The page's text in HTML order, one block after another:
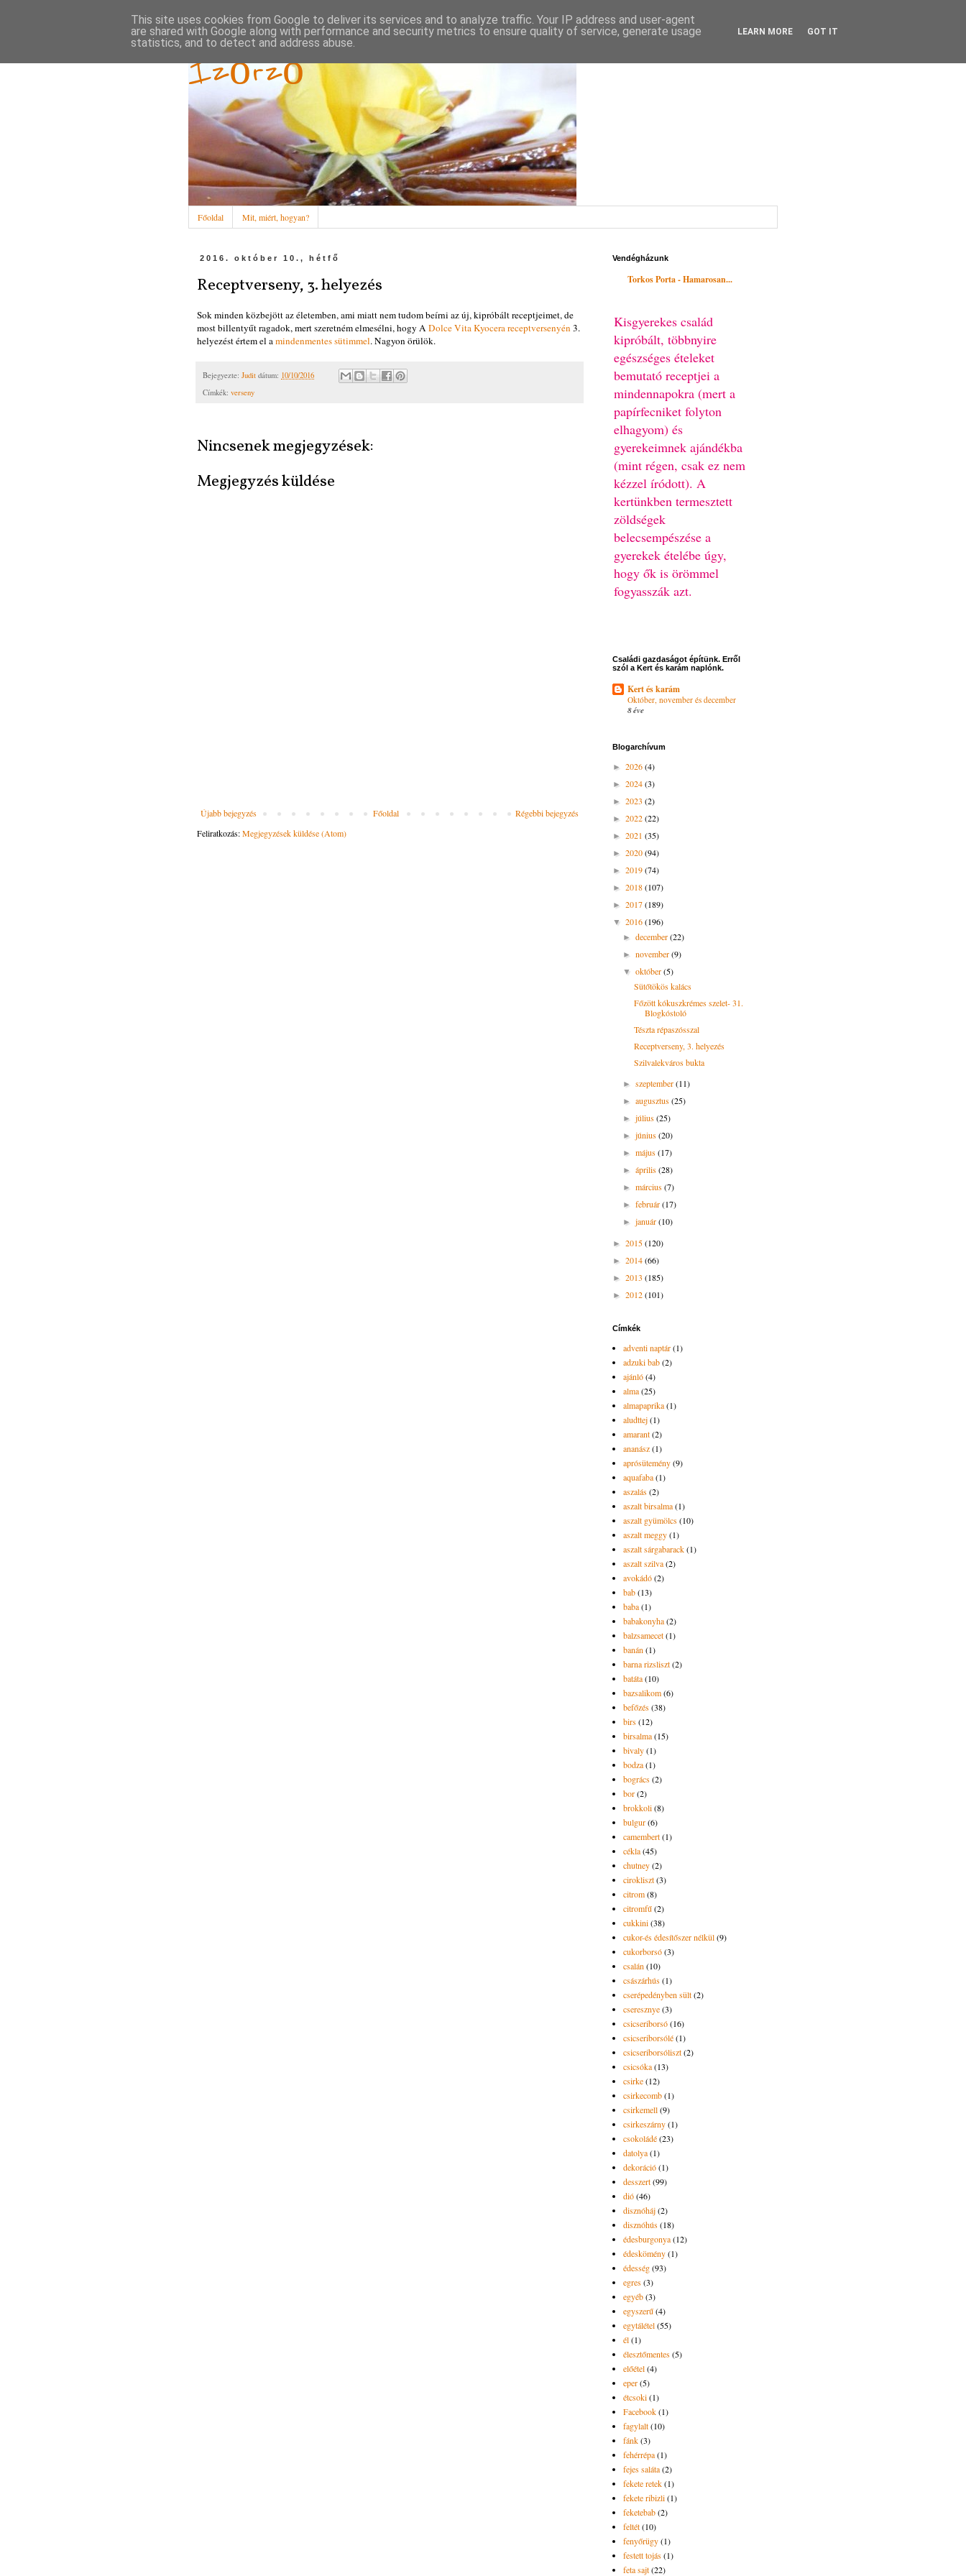
Ízőrző
Főoldal Mit, miért, hogyan?
2016. október 10., hétfő
Receptverseny, 3. helyezés
Sok minden közbejött az életemben, ami miatt nem tudom beírni az új, kipróbált receptjeimet, de
most billentyűt ragadok, mert szeretném elmesélni, hogy A Dolce Vita Kyocera receptversenyén3.
helyezést értem el amindenmentes sütimmel. Nagyon örülök.
Bejegyezte: Judit dátum: 10/10/2016
Címkék: verseny
Nincsenek megjegyzések:
Megjegyzés küldése
Újabb bejegyzés Régebbi bejegyzés
Főoldal
Feliratkozás:Megjegyzések küldése (Atom)
Vendégházunk
Torkos Porta - Hamarosan...
Kisgyerekes család
kipróbált, többnyire
egészséges ételeket
bemutató receptjei a
mindennapokra (mert a
papírfecniket folyton
elhagyom) és
gyerekeimnek ajándékba
(mint régen, csak ez nem
kézzel íródott). A
kertünkben termesztett
zöldségek
belecsempészése a
gyerekek ételébe úgy,
hogy ők is örömmel
fogyasszák azt.
Családi gazdaságot építünk. Erről
szól a Kert és karám naplónk.
Kert és karám
Október, november és december
8 éve
Blogarchívum
► 2026(4)
► 2024(3)
► 2023 (2)
► 2022(22)
► 2021 (35)
► 2020(94)
► 2019(74)
► 2018(107)
► 2017(189)
▼ 2016(196)
►december(22)
►november(9)
▼október(5)
Sütőtökös kalács
Főzött kókuszkrémes szelet- 31.
Blogkóstoló
Tészta répaszósszal
Receptverseny, 3. helyezés
Szilvalekváros bukta
►szeptember(11)
►augusztus(25)
►július(25)
►június(20)
►május(17)
►április(28)
►március(7)
►február(17)
►január(10)
► 2015(120)
► 2014(66)
► 2013 (185)
► 2012(101)
Címkék
adventi naptár(1)
adzuki bab(2)
ajánló(4)
alma(25)
almapaprika(1)
aludttej(1)
amarant(2)
ananász(1)
aprósütemény(9)
aquafaba(1)
aszalás(2)
aszalt birsalma(1)
aszalt gyümölcs(10)
aszalt meggy(1)
aszalt sárgabarack(1)
aszalt szilva(2)
avokádó(2)
bab(13)
baba(1)
babakonyha(2)
balzsamecet(1)
banán(1)
barna rizsliszt(2)
batáta(10)
bazsalikom(6)
befőzés(38)
birs(12)
birsalma(15)
bivaly(1)
bodza(1)
bogrács(2)
bor(2)
brokkoli(8)
bulgur(6)
camembert(1)
cékla(45)
chutney(2)
cirokliszt(3)
citrom(8)
citromfű(2)
cukkini(38)
cukor-és édesítőszer nélkül(9)
cukorborsó(3)
csalán(10)
császárhús(1)
cserépedényben sült(2)
cseresznye(3)
csicseriborsó(16)
csicseriborsólé(1)
csicseriborsóliszt(2)
csicsóka(13)
csirke(12)
csirkecomb(1)
csirkemell(9)
csirkeszárny(1)
csokoládé(23)
datolya(1)
dekoráció(1)
desszert(99)
dió(46)
disznóháj(2)
disznóhús(18)
édesburgonya(12)
édeskömény(1)
édesség(93)
egres(3)
egyéb(3)
egyszerű(4)
egytálétel(55)
él(1)
élesztőmentes(5)
előétel(4)
eper(5)
étcsoki(1)
Facebook(1)
fagylalt(10)
fánk(3)
fehérrépa(1)
fejes saláta(2)
fekete retek(1)
fekete ribizli(1)
feketebab(2)
feltét(10)
fenyőrügy(1)
festett tojás(1)
feta sajt(22)
This site uses cookies from Google to deliver its services and to analyze traffic. Your IP address and user-agent
are shared with Google along with performance and security metrics to ensure quality of service, generate usage
statistics, and to detect and address abuse.
LEARN MORE GOT IT